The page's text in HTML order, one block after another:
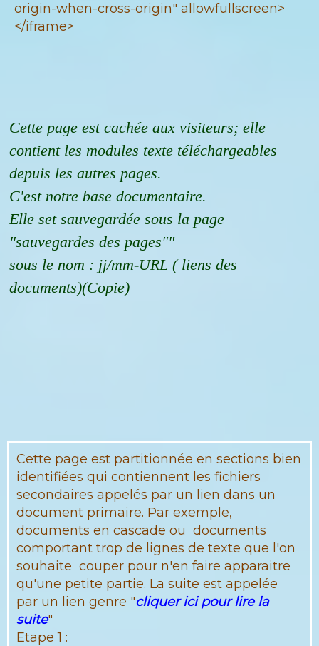
origin-when-cross-origin" allowfullscreen>
</iframe>
Cette page est cachée aux visiteurs; elle
contient les modules texte téléchargeables
depuis les autres pages.
C'est notre base documentaire.
Elle set sauvegardée sous la page
"sauvegardes des pages""
sous le nom : jj/mm-URL ( liens des
documents)(Copie)
Cette page est partitionnée en sections bien
identifiées qui contiennent les fichiers
secondaires appelés par un lien dans un
document primaire. Par exemple,
documents en cascade ou documents
comportant trop de lignes de texte que l'on
souhaite couper pour n'en faire apparaitre
qu'une petite partie. La suite est appelée
par un lien genre "cliquer ici pour lire la
suite"
Etape 1 :